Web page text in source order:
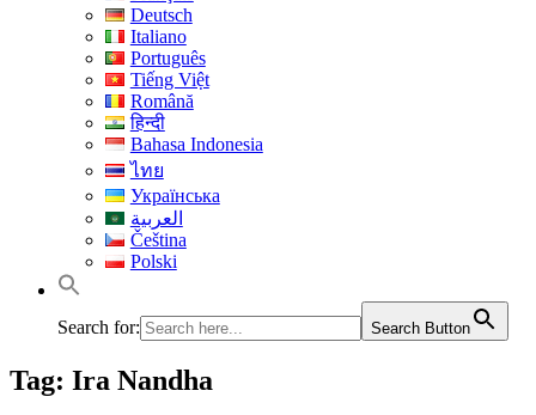
Deutsch
Italiano
Português
Tiếng Việt
Română
हिन्दी
Bahasa Indonesia
ไทย
Українська
العربية
Čeština
Polski
Search for: Search Button
Tag: Ira Nandha